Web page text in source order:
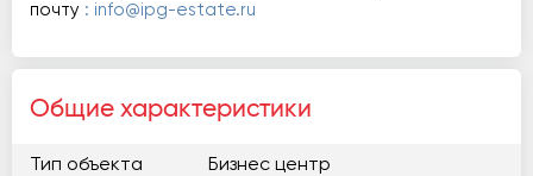
почту : info@ipg-estate.ru
Общие характеристики
Тип объекта
Бизнес центр